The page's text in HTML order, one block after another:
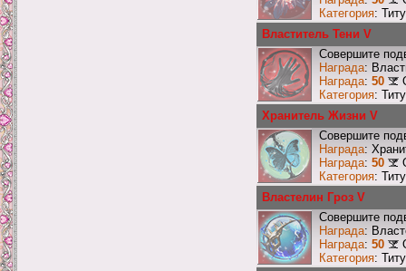
Категория:
Властитель Тени V
Совершите
Награда:
Награда: 50
Категория:
Хранитель Жизни V
Совершите
Награда:
Награда: 50
Категория:
Властелин Гроз V
Совершите
Награда:
Награда: 50
Категория: